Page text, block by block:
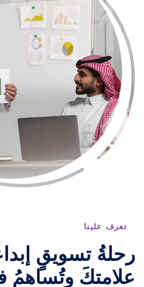
تعرف علينا
رحلةُ تسويقٍ
علامتكَ وتُساهمُ